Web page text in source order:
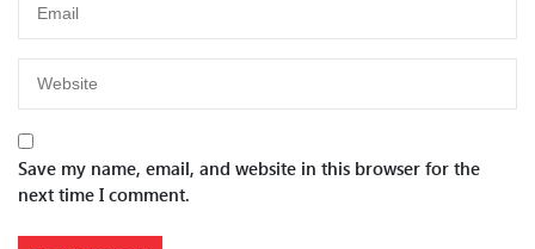
Save my name, email, and website in this browser for the
next time I comment.